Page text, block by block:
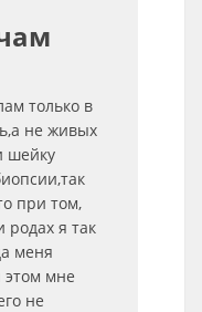
только в
не живых
шейку
при том,
родах я так
меня
мне
не